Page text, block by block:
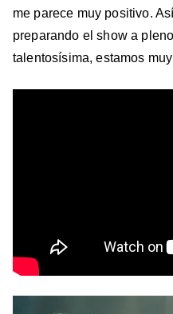
me parece muy positivo.
preparando el show a
talentosísima, estamos